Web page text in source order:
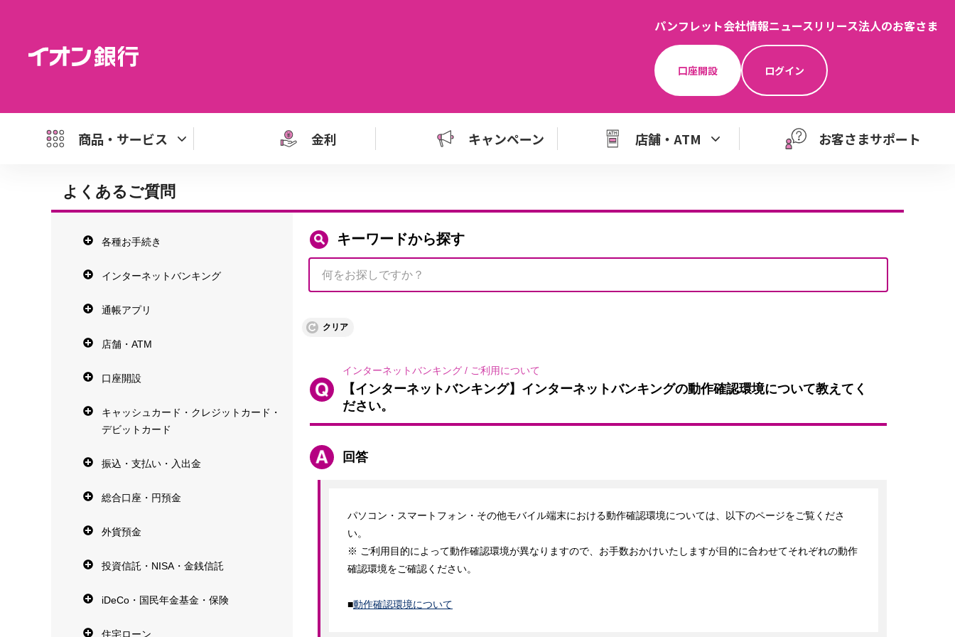
パンフレット会社情報ニュースリリース法人のお客さま
口座開設 ログイン
商品・サービス 金利 キャンペーン 店舗・ATM お客さまサポート
よくあるご質問
各種お手続き
インターネットバンキング
通帳アプリ
店舗・ATM
口座開設
キャッシュカード・クレジットカード・
デビットカード
振込・支払い・入出金
総合口座・円預金
外貨預金
投資信託・NISA・金銭信託
iDeCo・国民年金基金・保険
住宅ローン
キーワードから探す
クリア
インターネットバンキング / ご利用について
【インターネットバンキング】インターネットバンキングの動作確認環境について教えてく
ださい。
回答
パソコン・スマートフォン・その他モバイル端末における動作確認環境については、以下のページをご覧くださ
い。
※ ご利用目的によって動作確認環境が異なりますので、お手数おかけいたしますが目的に合わせてそれぞれの動作
確認環境をご確認ください。
■動作確認環境について